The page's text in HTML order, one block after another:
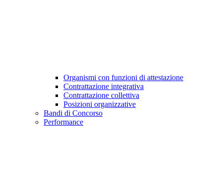
Organismi con funzioni di attestazione
Contrattazione integrativa
Contrattazione collettiva
Posizioni organizzative
Bandi di Concorso
Performance